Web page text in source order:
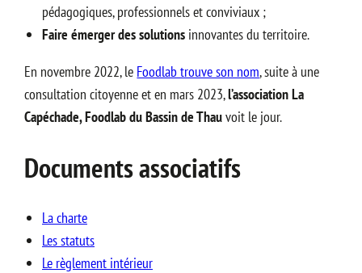
pédagogiques, professionnels et conviviaux ;
Faire émerger des solutions innovantes du territoire.
En novembre 2022, le Foodlab trouve son nom, suite à une
consultation citoyenne et en mars 2023,l’association La
Capéchade, Foodlab du Bassin de Thauvoit le jour.
Documents associatifs
La charte
Les statuts
Le règlement intérieur